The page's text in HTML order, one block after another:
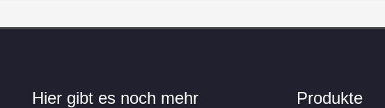
Hier gibt es noch mehr Produkte